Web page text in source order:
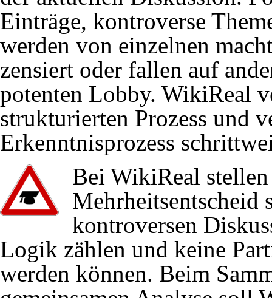
(Pressemitteilung
16.03.2021
Meinungsmache/
verunglimpft.
Stuttgart 21/
Mo-Demo-Rede
28.12.2020
Stuttgart 21/
Stuttgart 21.
28.12.2020
Stuttgart 21/
nicht überholt ist.
Einträge, kontroverse
werden von einzelnen
zensiert oder fallen auf
potenten Lobby. WikiReal
strukturierten Prozess und
Erkenntnisprozess
Bei WikiReal
Mehrheitsentscheid
kontroversen
Logik zählen und keine
werden können. Beim